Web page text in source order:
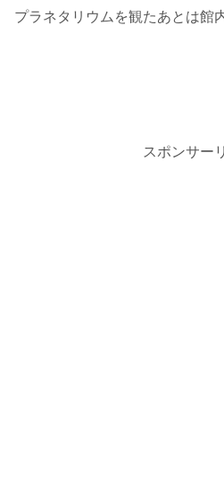
プラネタリウムを観たあとは館
スポンサー